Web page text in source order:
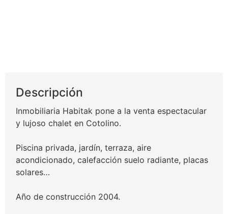
Descripción
Inmobiliaria Habitak pone a la venta espectacular
y lujoso chalet en Cotolino.
Piscina privada, jardín, terraza, aire
acondicionado, calefacción suelo radiante, placas
solares…
Año de construcción 2004.